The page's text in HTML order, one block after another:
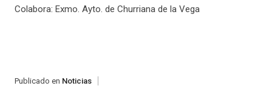
Colabora: Exmo. Ayto. de Churriana de la Vega
Publicado en Noticias